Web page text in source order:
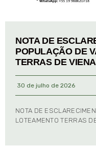
NOTA DE
POPULAÇÃO DE
TERRAS DE VIENA
30 de julho de 2026
NOTA DE
LOTEAMENTO TERRAS